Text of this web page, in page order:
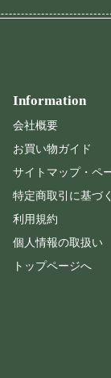
Information
会社概要
お買い物ガイド
サイトマップ・ペ
特定商取引に基づ
利用規約
個人情報の取扱い
トップページへ